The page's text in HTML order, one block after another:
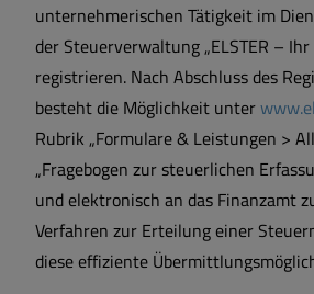
unternehmerischen Tätigkeit im
der Steuerverwaltung „ELSTER –
registrieren. Nach Abschluss des
besteht die Möglichkeit unter
Rubrik „Formulare & Leistungen >
„Fragebogen zur steuerlichen
und elektronisch an das Finanzamt
Verfahren zur Erteilung einer
diese effiziente